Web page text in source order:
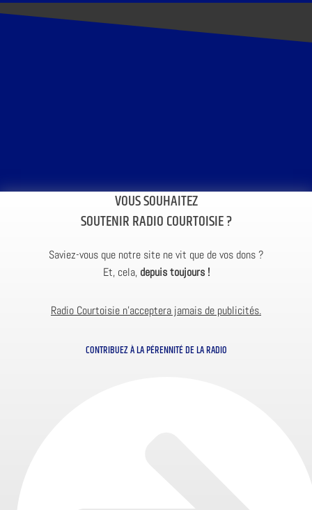
VOUS SOUHAITEZ
SOUTENIR RADIO COURTOISIE ?
Saviez-vous que notre site ne vit que de vos dons ?
Et, cela, depuis toujours !
Radio Courtoisie n’acceptera jamais de publicités.
CONTRIBUEZ À LA PÉRENNITÉ DE LA RADIO